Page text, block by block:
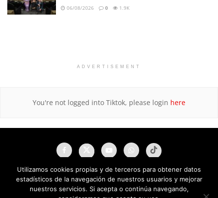
06/08/2026 0 1.9K
ADVERTISEMENT
You're not logged into Tiktok, please login here
Utilizamos cookies propias y de terceros para obtener datos
estadísticos de la navegación de nuestros usuarios y mejorar
nuestros servicios. Si acepta o continúa navegando,